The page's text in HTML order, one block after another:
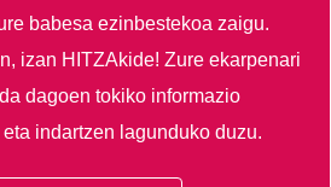
babesa ezinbestekoa zaigu.
izan HITZAkide!Zure ekarpenari
dagoen tokiko informazio
indartzen lagunduko duzu.